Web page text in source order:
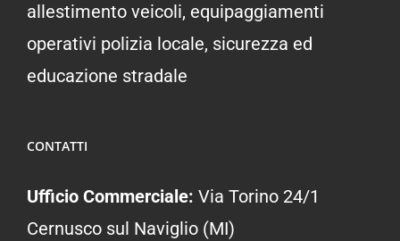
allestimento veicoli, equipaggiamenti
operativi polizia locale, sicurezza ed
educazione stradale
CONTATTI
Ufficio Commerciale: Via Torino 24/1
Cernusco sul Naviglio (MI)